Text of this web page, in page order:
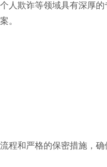
人欺诈等领域具有深厚
。
程和严格的保密措施，确